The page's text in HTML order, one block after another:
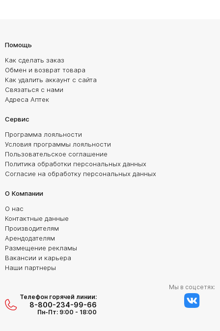
Помощь
Как сделать заказ
Обмен и возврат товара
Как удалить аккаунт с сайта
Связаться с нами
Адреса Аптек
Сервис
Программа лояльности
Условия программы лояльности
Пользовательское соглашение
Политика обработки персональных данных
Согласие на обработку персональных данных
О Компании
О нас
Контактные данные
Производителям
Арендодателям
Размещение рекламы
Вакансии и карьера
Наши партнеры
Телефон горячей линии:
8-800-234-99-66
Пн-Пт: 9:00 - 18:00
Мы в соцсетях: